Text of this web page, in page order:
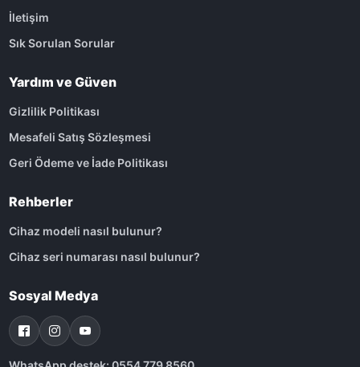
İletişim
Sık Sorulan Sorular
Yardım ve Güven
Gizlilik Politikası
Mesafeli Satış Sözleşmesi
Geri Ödeme ve İade Politikası
Rehberler
Cihaz modeli nasıl bulunur?
Cihaz seri numarası nasıl bulunur?
Sosyal Medya